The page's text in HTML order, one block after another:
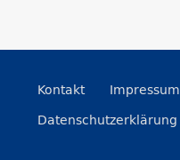
Kontakt Impressum
Datenschutzerklärung